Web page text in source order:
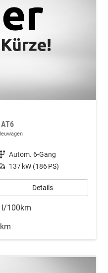
Getriebe Autom. 6-Gang
Leistung 137 kW (186 PS)
Details
l/100km